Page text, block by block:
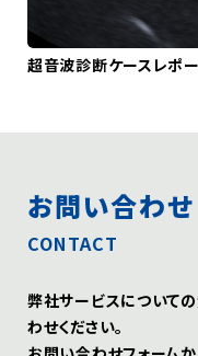
超音波診断ケースレポー
お問い合わせ
CONTACT
弊社サービスについて
わせください。